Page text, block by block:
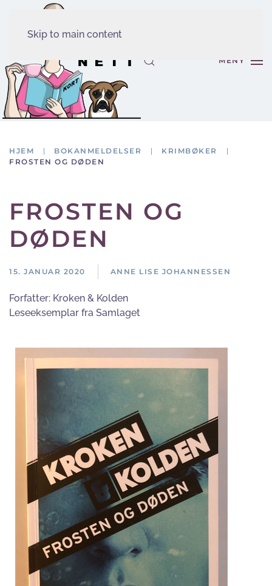
Skip to main content
MENY
HJEM BOKANMELDELSER
KRIMBØKER
FROSTEN OG DØDEN
FROSTEN OG
DØDEN
15. JANUAR 2020 ANNE LISE JOHANNESSEN
Forfatter: Kroken & Kolden
Leseeksemplar fra Samlaget